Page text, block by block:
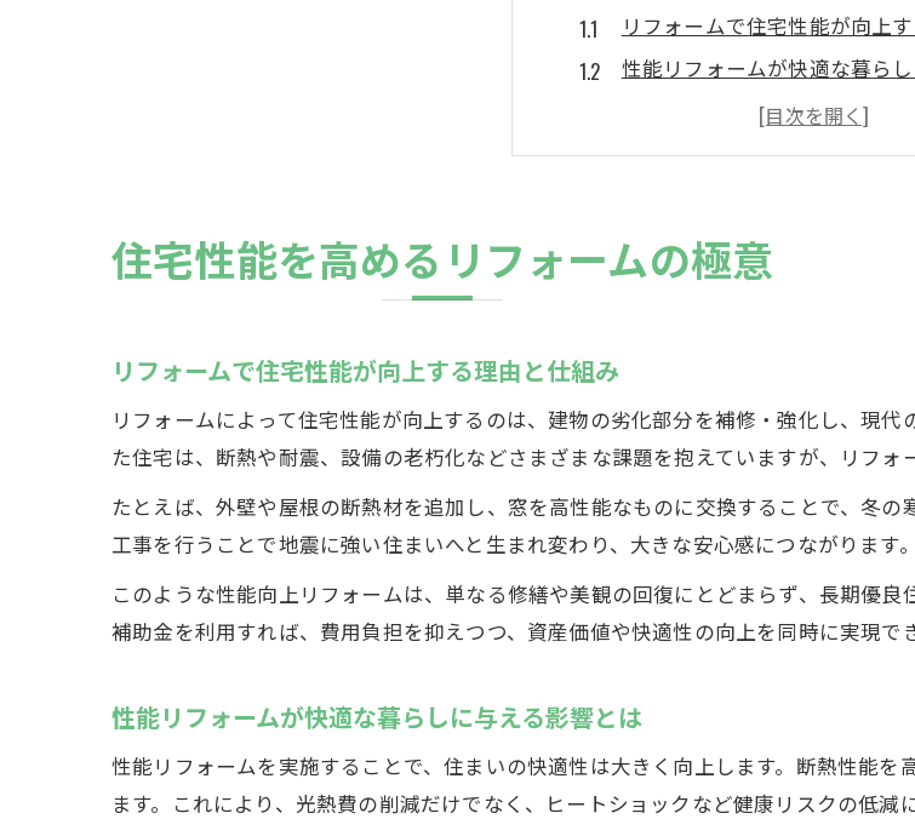
リフォームで住宅性能が向上
性能リフォームが快適な暮ら
リフォームの費用対効果で後悔
耐震や断熱性能を強化するリ
断熱性向上で光熱費も安心な住まい
断熱性能リフォームで叶う省エ
断熱性能6と7で異なるリフォ
断熱リフォーム補助金の上手
性能リフォームで快適な長期居住
性能リフォームが長期居住に最
フルリフォームで何年住めるか
耐震・断熱性能を高めるリフォ
資産価値を守るための性能向上
再生リフォームで性能を高め
住宅性能を高めるリフォームの極意
リフォームで住宅性能が向上する理由と仕組み
リフォームによって住宅性能が向上するのは、建物の劣化部分を補修・強化し、現
た住宅は、断熱や耐震、設備の老朽化などさまざまな課題を抱えていますが、リフォ
たとえば、外壁や屋根の断熱材を追加し、窓を高性能なものに交換することで、冬
工事を行うことで地震に強い住まいへと生まれ変わり、大きな安心感につながります。
このような性能向上リフォームは、単なる修繕や美観の回復にとどまらず、長期優
補助金を利用すれば、費用負担を抑えつつ、資産価値や快適性の向上を同時に実現でき
性能リフォームが快適な暮らしに与える影響とは
性能リフォームを実施することで、住まいの快適性は大きく向上します。断熱性能
ます。これにより、光熱費の削減だけでなく、ヒートショックなど健康リスクの低減